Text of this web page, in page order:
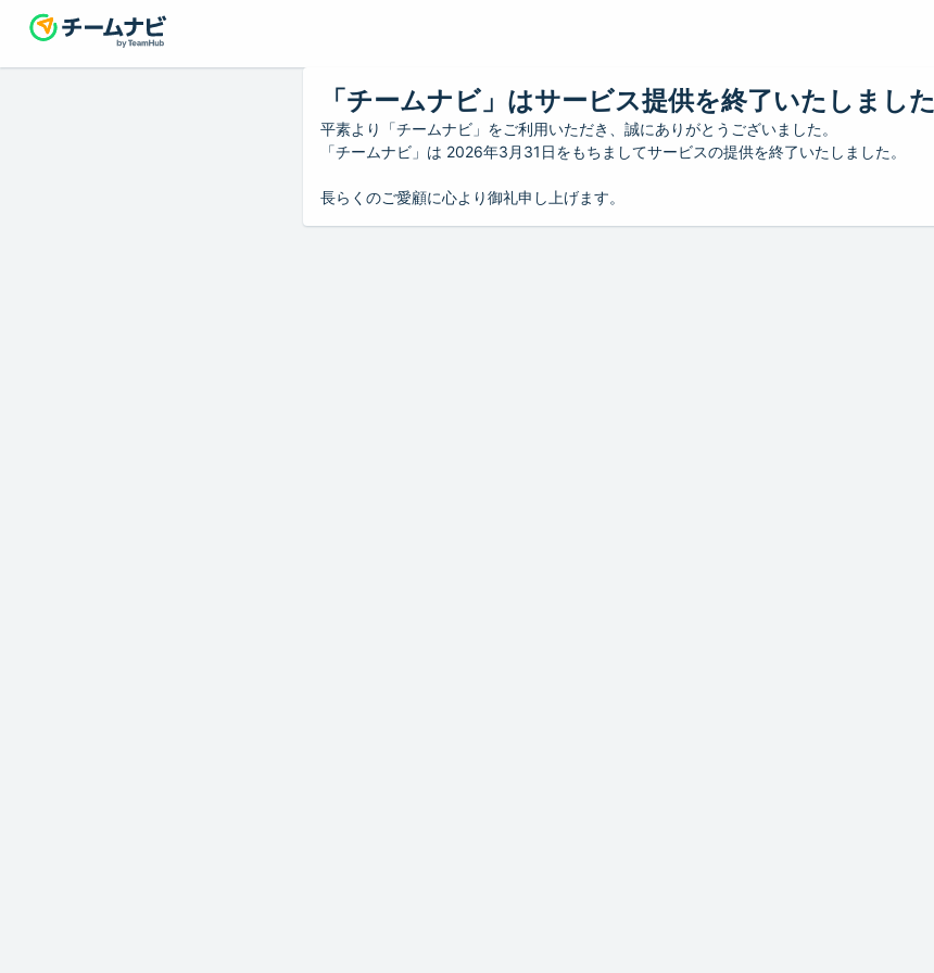
「チームナビ」はサービス提供を終了いたしました
平素より「チームナビ」をご利用いただき、誠にありがとうございました。
「チームナビ」は 2026年3月31日をもちましてサービスの提供を終了いたしました。
長らくのご愛顧に心より御礼申し上げます。